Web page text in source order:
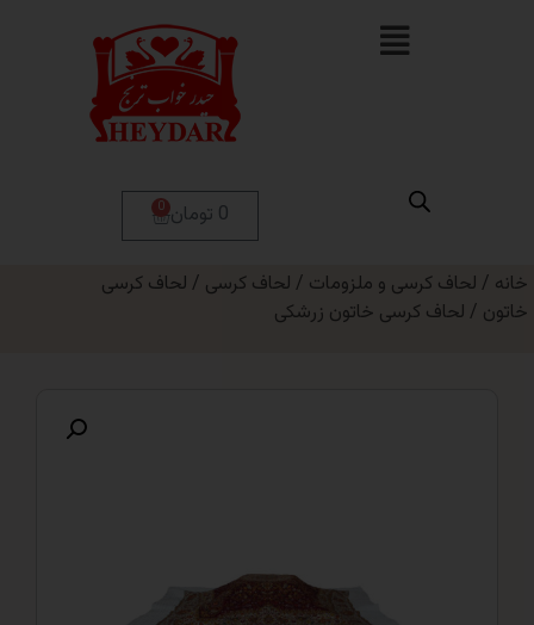
کرسی و ملزومات /لحاف کرسی/لحاف کرسی
کرسی خاتون زرشکی